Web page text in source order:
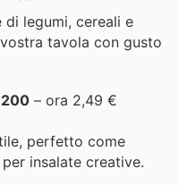
di legumi, cereali e
tavola con gusto
– ora 2,49 €
perfetto come
insalate creative.